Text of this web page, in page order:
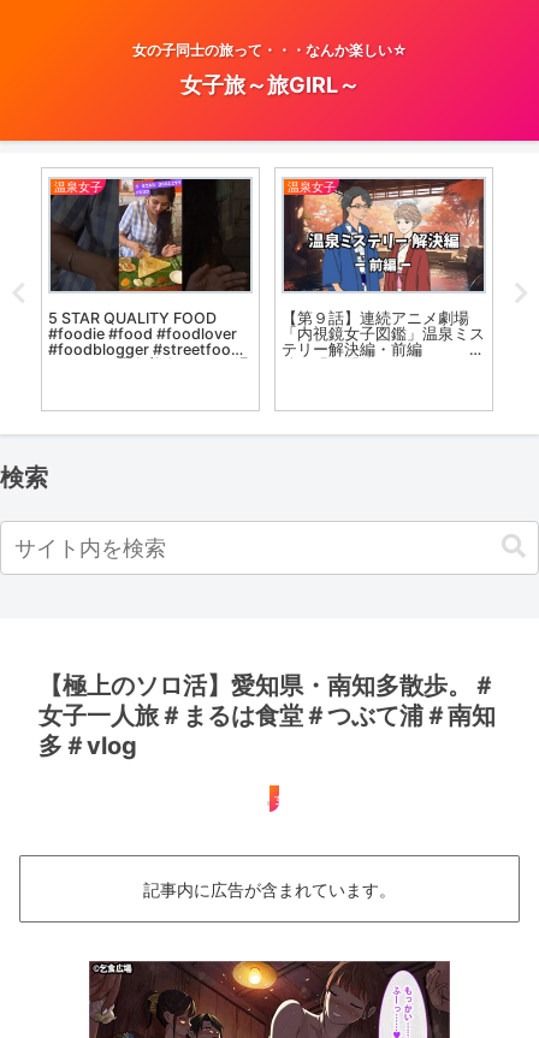
女の子同士の旅って・・・なんか楽しい☆
女子旅～旅GIRL～
温泉女子
5 STAR QUALITY FOOD
#foodie #food #foodlover
#foodblogger #streetfood
温泉女子
【第９話】連続アニメ劇場
「内視鏡女子図鑑」温泉ミス
テリー解決編・前編 後
検索
【極上のソロ活】愛知県・南知多散歩。＃
女子一人旅＃まるは食堂＃つぶて浦＃南知
多＃vlog
女子旅
記事内に広告が含まれています。